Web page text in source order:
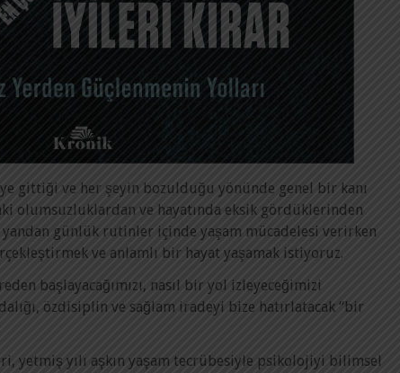
gittiği ve her şeyin bozulduğu yönünde genel bir kanı
olumsuzluklardan ve hayatında eksik gördüklerinden
günlük rutinler içinde yaşam mücadelesi verirken
ve anlamlı bir hayat yaşamak istiyoruz.
başlayacağımızı, nasıl bir yol izleyeceğimizi
özdisiplin ve sağlam iradeyi bize hatırlatacak “bir
yetmiş yılı aşkın yaşam tecrübesiyle psikolojiyi bilimsel